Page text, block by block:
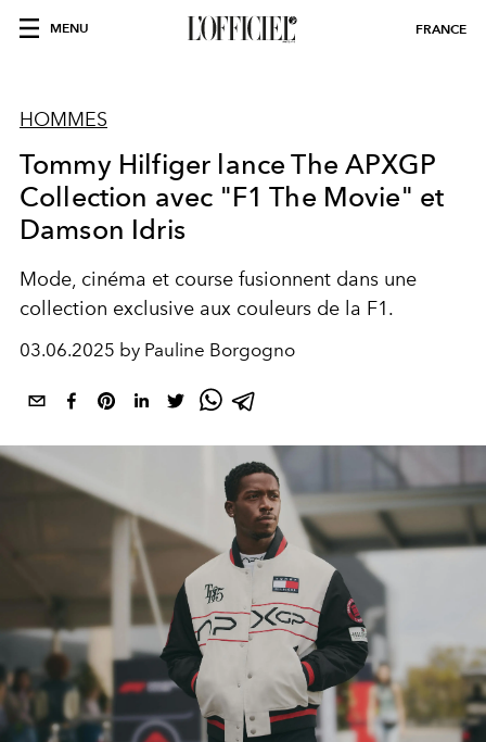
MENU FRANCE
HOMMES
Tommy Hilfiger lance The APXGP
Collection avec "F1 The Movie" et
Damson Idris
Mode, cinéma et course fusionnent dans une
collection exclusive aux couleurs de la F1.
03.06.2025 by Pauline Borgogno